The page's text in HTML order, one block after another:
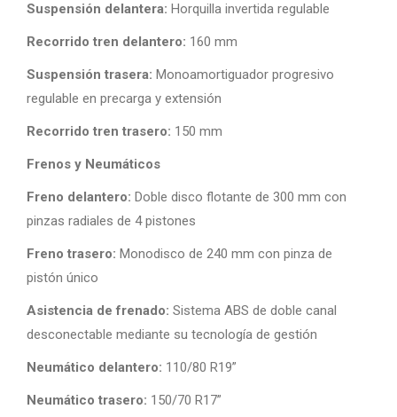
Suspensión delantera: Horquilla invertida regulable
Recorrido tren delantero: 160 mm
Suspensión trasera: Monoamortiguador progresivo
regulable en precarga y extensión
Recorrido tren trasero: 150 mm
Frenos y Neumáticos
Freno delantero: Doble disco flotante de 300 mm con
pinzas radiales de 4 pistones
Freno trasero: Monodisco de 240 mm con pinza de
pistón único
Asistencia de frenado: Sistema ABS de doble canal
desconectable mediante su tecnología de gestión
Neumático delantero: 110/80 R19”
Neumático trasero: 150/70 R17”